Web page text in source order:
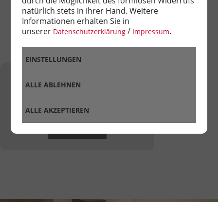
München entfernt.
Der Hauptort um den Kirchplatz bildet den Kern der
Gemeinde. Am Kirchplatz befinden sich das Pullacher
GOOGLE MAPS
natürlich stets in Ihrer Hand. Weitere
Informationen erhalten Sie in
unserer Datenschutzerklärung / Impressum.
EINSTELLUNGEN
ALLE ABLEHNEN
ALLE AKZEPTIEREN